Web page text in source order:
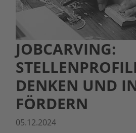
JOBCARVING:
DENKEN UND
FÖRDERN
05.12.2024